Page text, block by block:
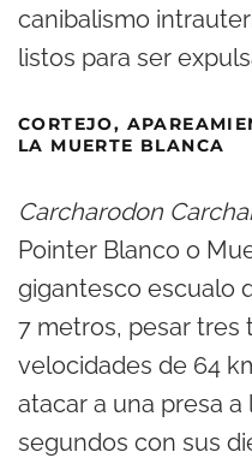
canibalismo
listos para ser
CORTEJO,
LA MUERTE BLANCA
Carcharodon
Pointer Blanco o
gigantesco escualo
7 metros, pesar tres
velocidades de 64
atacar a una presa
segundos con sus